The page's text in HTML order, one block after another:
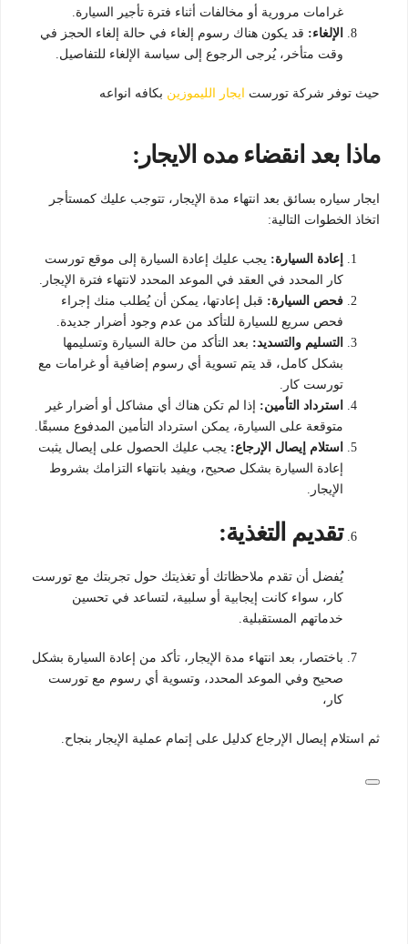
غرامات مرورية أو مخالفات أثناء فترة تأجير السيارة.
الإلغاء: قد يكون هناك رسوم إلغاء في حالة إلغاء الحجز في
وقت متأخر، يُرجى الرجوع إلى سياسة الإلغاء للتفاصيل.
حيث توفر شركة تورست ايجار الليموزين بكافه انواعه
ماذا بعد انقضاء مده الايجار:
ايجار سياره بسائق بعد انتهاء مدة الإيجار، تتوجب عليك كمستأجر
اتخاذ الخطوات التالية:
إعادة السيارة: يجب عليك إعادة السيارة إلى موقع تورست
كار المحدد في العقد في الموعد المحدد لانتهاء فترة الإيجار.
فحص السيارة: قبل إعادتها، يمكن أن يُطلب منك إجراء
فحص سريع للسيارة للتأكد من عدم وجود أضرار جديدة.
التسليم والتسديد: بعد التأكد من حالة السيارة وتسليمها
بشكل كامل، قد يتم تسوية أي رسوم إضافية أو غرامات مع
تورست كار.
استرداد التأمين: إذا لم تكن هناك أي مشاكل أو أضرار غير
متوقعة على السيارة، يمكن استرداد التأمين المدفوع مسبقًا.
استلام إيصال الإرجاع: يجب عليك الحصول على إيصال يثبت
إعادة السيارة بشكل صحيح، ويفيد بانتهاء التزامك بشروط
الإيجار.
تقديم التغذية:
يُفضل أن تقدم ملاحظاتك أو تغذيتك حول تجربتك مع تورست
كار، سواء كانت إيجابية أو سلبية، لتساعد في تحسين
خدماتهم المستقبلية.
باختصار، بعد انتهاء مدة الإيجار، تأكد من إعادة السيارة بشكل
صحيح وفي الموعد المحدد، وتسوية أي رسوم مع تورست
كار،
ثم استلام إيصال الإرجاع كدليل على إتمام عملية الإيجار بنجاح.